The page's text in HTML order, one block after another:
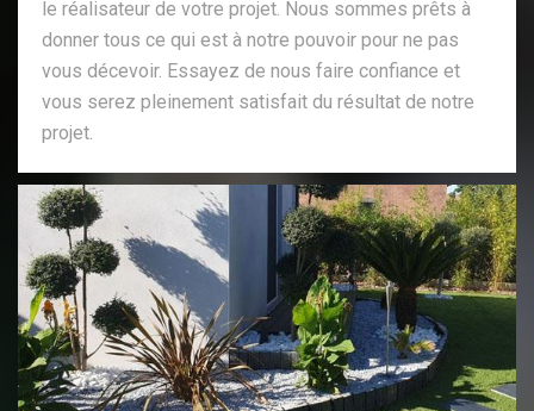
le réalisateur de votre projet. Nous sommes prêts à
donner tous ce qui est à notre pouvoir pour ne pas
vous décevoir. Essayez de nous faire confiance et
vous serez pleinement satisfait du résultat de notre
projet.